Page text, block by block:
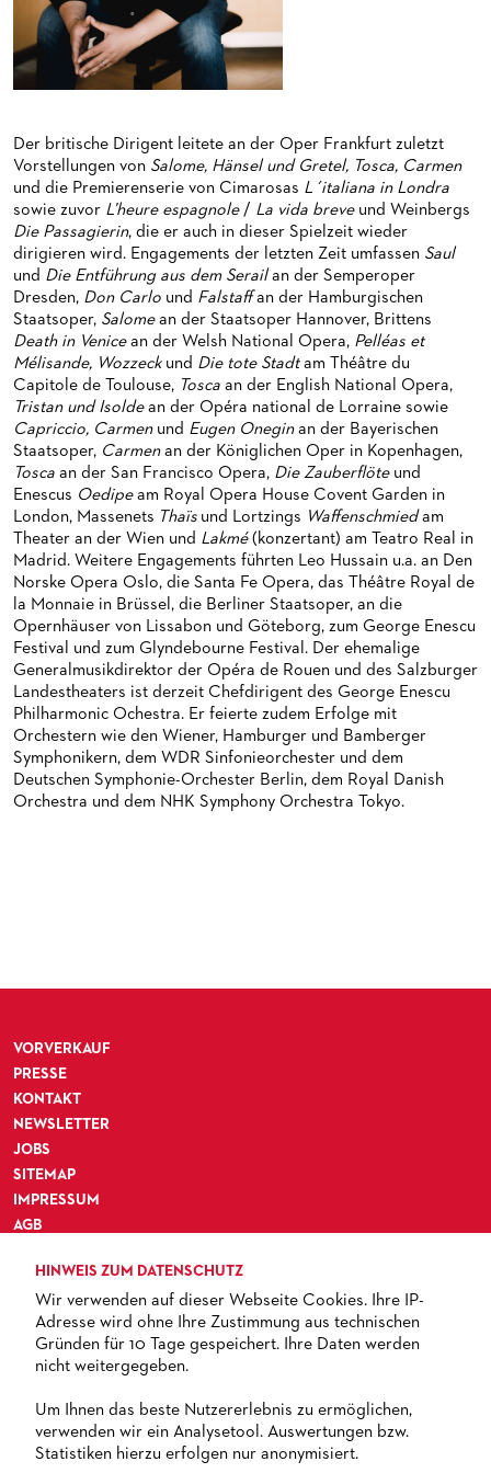
HAPPY NEW EARS
FÜHRUNGEN EXKLUSIV FÜR ABONNENT*INNEN
FRIEDMAN IN DER OPER
MUSEUMSUFERFEST 2026
BRÜCHE – DEMORKATIE IN ZEITEN IHRER REGRESSION
SILVESTERFEIER
FÜR ERWACHSENE
FÜR KITAS UND SCHULEN
PRODUKTIONS­TEAMS
DIRIGENTEN / REPETITOREN
THEATERLEITUNG
KÜNSTLERISCHER BETRIEB OPER
STÄDTISCHE BÜHNEN FRANKFURT GMBH
ORCHESTER
DAS FRANKFURTER OPERN- UND MUSEUMS­ORCHESTER
GENERAL­MUSIKDIREKTOR
MITGLIEDER DES ORCHESTERS
PAUL-HINDEMITH-ORCHESTER­AKADEMIE
HISTORIE DES ORCHESTERS
STELLEN­ANGEBOTE ORCHESTER UND AKADEMIE
CHOR
KINDERCHOR
PRESSE
KONTAKT
PRESSE­MITTEILUNGEN
PRESSEFOTOS
MATERIALIEN
PRESSE­STIMMEN
NEWS
UMBESETZUNGEN
MEDIATHEK
BLOG
KOSTÜMPODCAST
CD / DVD-SERIE DER OPER FRANKFURT
BLOG
SERVICE
GRUPPENREISEN
FÜR STUDIERENDE
NEWSLETTER
FANSHOP
PUBLIKATIONEN
ABONNEMENT
ÜBERSICHT SERIEN
ABONNEMENT-BEDINGUNGEN / INFORMATION
KONTAKT ABO-SERVICE
OPERN-ABOS: GÜNSTIG, FLEXIBEL, EXKLUSIV
PATRONATSVEREIN
OPERNGALA
PARTNER UND SPENDEN
UNSERE PARTNER
PARTNER­ WERDEN
Der britische Dirigent leitete an der Oper Frankfurt zuletzt
Vorstellungen von Salome, Hänsel und Gretel, Tosca, Carmen
und die Premierenserie von Cimarosas L´italiana in Londra
sowie zuvor L’heure espagnole/ La vida breve und Weinbergs
Die Passagierin, die er auch in dieser Spielzeit wieder
dirigieren wird. Engagements der letzten Zeit umfassen Saul
und Die Entführung aus dem Serailan der Semperoper
Dresden, Don Carlo und Falstaffan der Hamburgischen
Staatsoper, Salomean der Staatsoper Hannover, Brittens
Death in Venicean der Welsh National Opera, Pelléas et
Mélisande, Wozzeckund Die tote Stadtam Théâtre du
Capitole de Toulouse, Tosca an der English National Opera,
Tristan und Isoldean der Opéra national de Lorraine sowie
Capriccio, Carmenund Eugen Oneginan der Bayerischen
Staatsoper, Carmenan der Königlichen Oper in Kopenhagen,
Tosca an der San Francisco Opera, Die Zauberflöteund
Enescus Oedipeam Royal Opera House Covent Garden in
London, Massenets Thaïs und Lortzings Waffenschmiedam
Theater an der Wien und Lakmé(konzertant) am Teatro Real in
Madrid. Weitere Engagements führten Leo Hussain u.a. an Den
Norske Opera Oslo, die Santa Fe Opera, das Théâtre Royal de
la Monnaie in Brüssel, die Berliner Staatsoper, an die
Opernhäuser von Lissabon und Göteborg, zum George Enescu
Festival und zum Glyndebourne Festival. Der ehemalige
Generalmusikdirektor der Opéra de Rouen und des Salzburger
Landestheaters ist derzeit Chefdirigent des George Enescu
Philharmonic Ochestra. Er feierte zudem Erfolge mit
Orchestern wie den Wiener, Hamburger und Bamberger
Symphonikern, dem WDR Sinfonieorchester und dem
Deutschen Symphonie-Orchester Berlin, dem Royal Danish
Orchestra und dem NHK Symphony Orchestra Tokyo.
VORVERKAUF
PRESSE
KONTAKT
NEWSLETTER
JOBS
SITEMAP
IMPRESSUM
AGB
BARRIEREFREIHEIT
+ 49 69 212-49494
HINWEIS ZUM DATENSCHUTZ
Wir verwenden auf dieser Webseite Cookies. Ihre IP-
Adresse wird ohne Ihre Zustimmung aus technischen
Gründen für 10 Tage gespeichert. Ihre Daten werden
nicht weitergegeben.
Um Ihnen das beste Nutzererlebnis zu ermöglichen,
verwenden wir ein Analysetool. Auswertungen bzw.
Statistiken hierzu erfolgen nur anonymisiert.